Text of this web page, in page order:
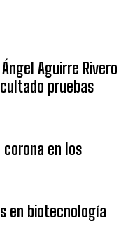
Aguirre Rivero
pruebas
en los
en biotecnología